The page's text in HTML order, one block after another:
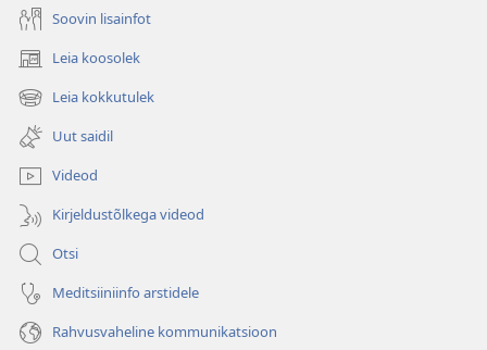
Soovin lisainfot
Leia koosolek
(avab
uue
akna)
Leia kokkutulek
(avab
uue
akna)
Uut saidil
Videod
Kirjeldustõlkega videod
Otsi
Meditsiiniinfo arstidele
Rahvusvaheline kommunikatsioon